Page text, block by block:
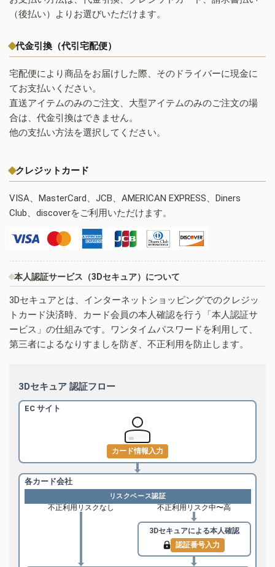
（後払い）よりお選びいただけます。
代金引換（代引宅配便）
宅配便により商品をお届けした際、そのドライバーに現金に
てお支払いください。
直送アイテムのみのご注文、大型アイテムのみのご注文の場
合は、代金引換はできません。
他の支払い方法を選択してください。
クレジットカード
VISA、MasterCard、JCB、AMERICAN EXPRESS、Diners
Club、discoverをご利用いただけます。
本人認証サービス（3Dセキュア）について
3Dセキュアとは、インターネットショッピングでのクレジッ
トカード決済時、カード会員の本人確認を行う「本人認証サ
ービス」の仕組みです。ワンタイムパスワードを利用して、
第三者によるなりすましを防ぎ、不正利用を防止します。
3Dセキュア 認証フロー
EC サイト
カード情報入力
各カード会社
リスクベース認証
不正利用リスクなし 不正利用リスク中〜高
3Dセキュアによる本人確認
認証番号入力